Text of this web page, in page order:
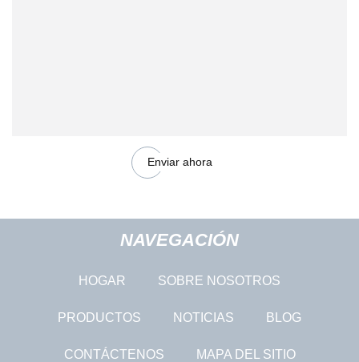
Enviar ahora
NAVEGACIÓN
HOGAR SOBRE NOSOTROS
PRODUCTOS NOTICIAS BLOG
CONTÁCTENOS MAPA DEL SITIO